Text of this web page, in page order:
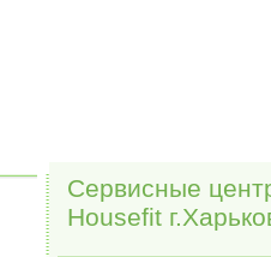
Сервисные
Housefit